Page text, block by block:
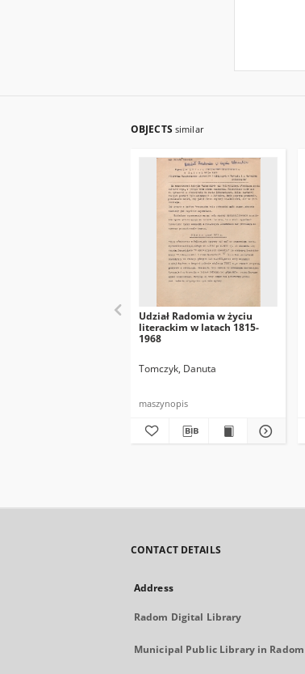
OBJECTS similar
Udział Radomia w życiu
literackim w latach 1815-
1968
Tomczyk, Danuta
maszynopis
CONTACT DETAILS
Address
Radom Digital Library
Municipal Public Library in Radom